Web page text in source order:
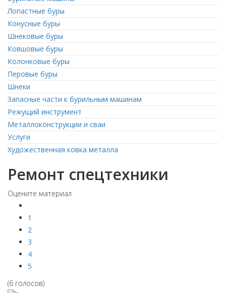
Лопастные буры
Конусные буры
Шнековые буры
Ковшовые буры
Колонковые буры
Перовые буры
Шнеки
Запасные части к бурильным машинам
Режущий инструмент
Металлоконструкции и сваи
Услуги
Художественная ковка металла
Ремонт спецтехники
Оцените материал
1
2
3
4
5
(6 голосов)